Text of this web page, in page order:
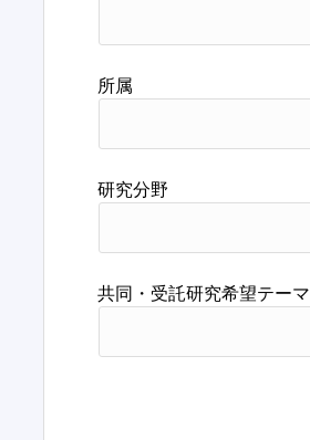
所属
研究分野
共同・受託研究希望テーマ